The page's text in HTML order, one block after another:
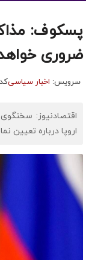
پسکوف:
ضروری
سرویس: اخبار سیاسی
اقتصادنیوز:
اروپا درباره تعیین